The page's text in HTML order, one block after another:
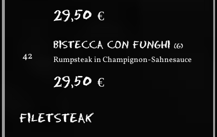
29,50€
42
BISTECCA CON FUNGHI(G)
Rumpsteak in Champignon-Sahnesauce
29,50€
FILETSTEAK